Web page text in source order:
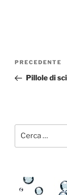
Navigazione
Articolo
precedente:
PRECEDENTE
Pillole di